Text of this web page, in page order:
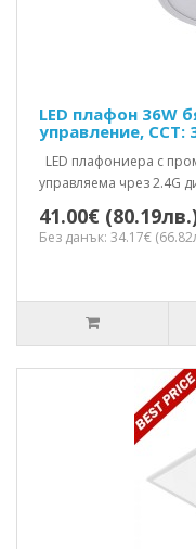
LED плафон 36W
управление, CCT:
LED плафониера с
управляема чрез 2.4G
41.00€
Без данък: 34.17€